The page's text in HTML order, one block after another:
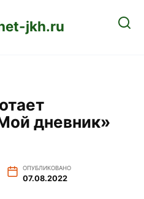
jkh.ru
дневник»
ОПУБЛИКОВАНО
07.08.2022